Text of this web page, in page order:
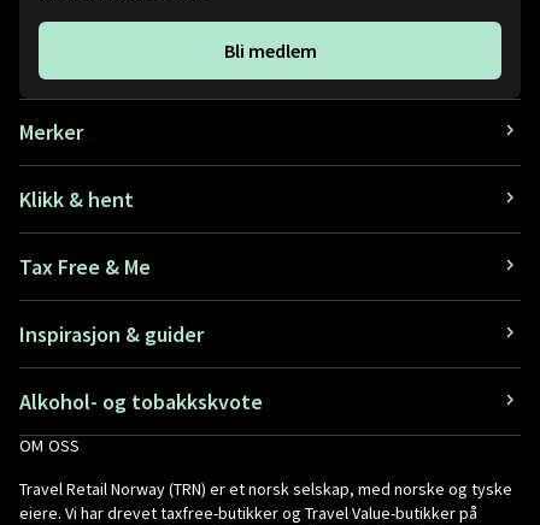
Bli medlem
Merker
Klikk & hent
Tax Free & Me
Inspirasjon & guider
Alkohol- og tobakkskvote
OM OSS
Travel Retail Norway (TRN) er et norsk selskap, med norske og tyske
eiere. Vi har drevet taxfree-butikker og Travel Value-butikker på